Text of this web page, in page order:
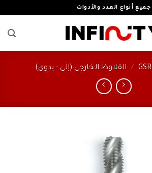
جميع أنواع العدد والأدوات
GSR
/ القلاوظ الخارجي (إلي - يدوي)